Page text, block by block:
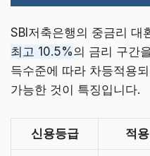
SBI저축은행의 중금리 대
최고 10.5%의 금리 구간
득수준에 따라 차등적용
가능한 것이 특징입니다.
신용등급 적